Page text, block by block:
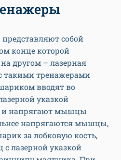
собой
конце которой
другом – лазерная
такими тренажерами
вводят во
указкой
и напрягают мышцы
напрягаются мышцы,
за лобковую кость,
с лазерной указкой